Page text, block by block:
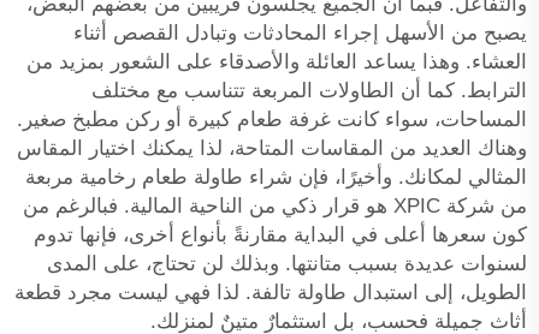
يصبح من الأسهل إجراء المحادثات وتبادل القصص أثناء
العشاء. وهذا يساعد العائلة والأصدقاء على الشعور بمزيد من
الترابط. كما أن الطاولات المربعة تتناسب مع مختلف
المساحات، سواء كانت غرفة طعام كبيرة أو ركن مطبخ صغير.
وهناك العديد من المقاسات المتاحة، لذا يمكنك اختيار المقاس
المثالي لمكانك. وأخيرًا، فإن شراء طاولة طعام رخامية مربعة
من شركة XPIC هو قرار ذكي من الناحية المالية. فبالرغم من
كون سعرها أعلى في البداية مقارنةً بأنواع أخرى، فإنها تدوم
لسنوات عديدة بسبب متانتها. وبذلك لن تحتاج، على المدى
الطويل، إلى استبدال طاولة تالفة. لذا فهي ليست مجرد قطعة
أثاث جميلة فحسب، بل استثمارٌ متينٌ لمنزلك.